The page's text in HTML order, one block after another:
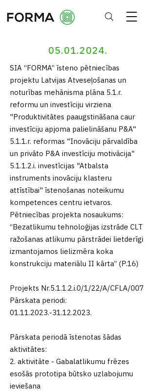
05.01.2024.
SIA “FORMA” īsteno pētniecības
projektu Latvijas Atveseļošanas un
noturības mehānisma plāna 5.1.r.
reformu un investīciju virziena
"Produktivitātes paaugstināšana caur
investīciju apjoma palielināšanu P&A"
5.1.1.r. reformas "Inovāciju pārvaldība
un privāto P&A investīciju motivācija"
5.1.1.2.i. investīcijas "Atbalsta
instruments inovāciju klasteru
attīstībai" īstenošanas noteikumu
kompetences centru ietvaros.
Pētniecības projekta nosaukums:
“Bezatlikumu tehnoloģijas izstrāde CLT
ražošanas atlikumu pārstrādei lietderīgi
izmantojamos lielizmēra koka
konstrukciju materiālu II kārta” (P.16)
Projekts Nr.5.1.1.2.i.0/1/22/A/CFLA/007
Pārskata periodi:
01.11.2023.-31.12.2023.
Pārskata periodā īstenotas šādas
aktivitātes:
2. aktivitāte - Gabalatlikumu frēzes
esošās prototipa būtsko uzlabojumu
ieviešana